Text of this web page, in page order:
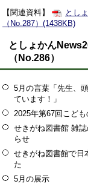
【関連資料】
とし
（No.287）(1438KB)
としょかん
（No.286）
5月の言葉「先生、
ています！」
2025年第67回こども
せきがね図書館 雑
らせ
せきがね図書館で日
た
5月の展示